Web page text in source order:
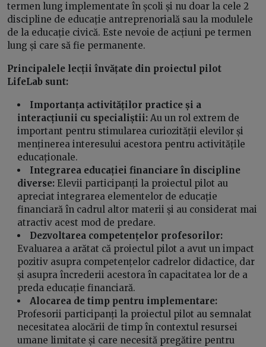
termen lung implementate în școli și nu doar la cele 2
discipline de educație antreprenorială sau la modulele
de la educație civică. Este nevoie de acțiuni pe termen
lung și care să fie permanente.
Principalele lecții învățate din proiectul pilot
LifeLab sunt:
Importanța activităților practice și a
interacțiunii cu specialiștii:Au un rol extrem de
important pentru stimularea curiozității elevilor și
menținerea interesului acestora pentru activitățile
educaționale.
Integrarea educației financiare în discipline
diverse: Elevii participanți la proiectul pilot au
apreciat integrarea elementelor de educație
financiară în cadrul altor materii și au considerat mai
atractiv acest mod de predare.
Dezvoltarea competențelor profesorilor:
Evaluarea a arătat că proiectul pilot a avut un impact
pozitiv asupra competențelor cadrelor didactice, dar
și asupra încrederii acestora în capacitatea lor de a
preda educație financiară.
Alocarea de timp pentru implementare:
Profesorii participanți la proiectul pilot au semnalat
necesitatea alocării de timp în contextul resursei
umane limitate și care necesită pregătire pentru